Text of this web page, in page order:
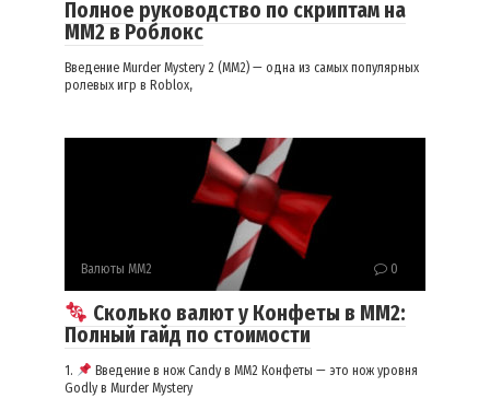
Полное руководство по скриптам на
ММ2 в Роблокс
Введение Murder Mystery 2 (MM2) — одна из самых популярных
ролевых игр в Roblox,
Валюты ММ2 0
Сколько валют у Конфеты в ММ2:
Полный гайд по стоимости
1.
Введение в нож Candy в MM2 Конфеты — это нож уровня
Godly в Murder Mystery